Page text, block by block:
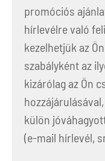
promóciós
hírlevélre való
kezelhetjük az
szabályként az
kizárólag az Ön
külön
(e-mail hírlevél,